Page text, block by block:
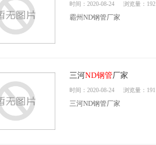
时间：2020-08-24 浏览量：192
霸州ND钢管厂家
三河ND钢管厂家
时间：2020-08-24 浏览量：191
三河ND钢管厂家